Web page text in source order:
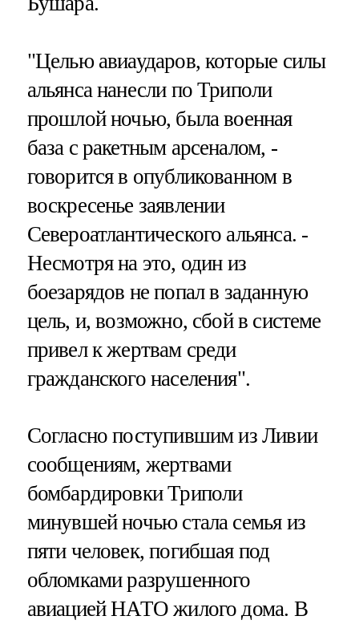
"Целью авиаударов, которые силы
альянса нанесли по Триполи
прошлой ночью, была военная
база с ракетным арсеналом, -
говорится в опубликованном в
воскресенье заявлении
Североатлантического альянса. -
Несмотря на это, один из
боезарядов не попал в заданную
цель, и, возможно, сбой в системе
привел к жертвам среди
гражданского населения".
Согласно поступившим из Ливии
сообщениям, жертвами
бомбардировки Триполи
минувшей ночью стала семья из
пяти человек, погибшая под
обломками разрушенного
авиацией НАТО жилого дома. В